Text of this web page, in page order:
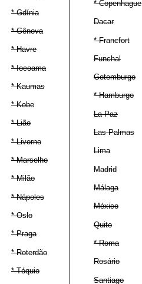
* Gdínia
* Gênova
* Havre
* Iocoama
* Kaumas
* Kobe
* Lião
* Livorno
* Marselho
* Milão
* Nápoles
* Oslo
* Praga
* Roterdão
* Tóquio
* Copenhague
Dacar
* Francfort
Funchal
Gotemburgo
* Hamburgo
La Paz
Las Palmas
Lima
Madrid
Málaga
México
Quito
* Roma
Rosário
Santiago